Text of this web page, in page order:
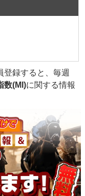
登録すると、毎週
数(MI)に関する情報